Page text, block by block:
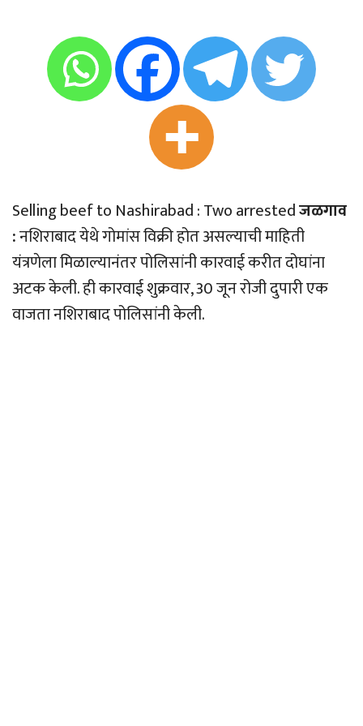
Selling beef to Nashirabad : Two arrestedजळगाव
:नशिराबाद येथे गोमांस विक्री होत असल्याची माहिती
यंत्रणेला मिळाल्यानंतर पोलिसांनी कारवाई करीत दोघांना
अटक केली. ही कारवाई शुक्रवार, 30 जून रोजी दुपारी एक
वाजता नशिराबाद पोलिसांनी केली.